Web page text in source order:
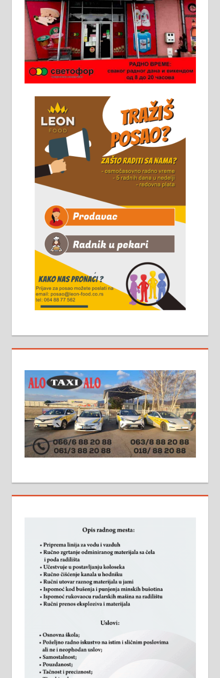
Ало таксију потребан возач са Б
категоријом. 064/02-85-511
Потребна два радника за рад на
стоваришту „Липа промет” у
Алексинцу. За више
информација доћи лично на
стовариште у улици Максима
8 до 15 часова. 063/465-045
Чистим све врсте димњака.
061/32-13-445